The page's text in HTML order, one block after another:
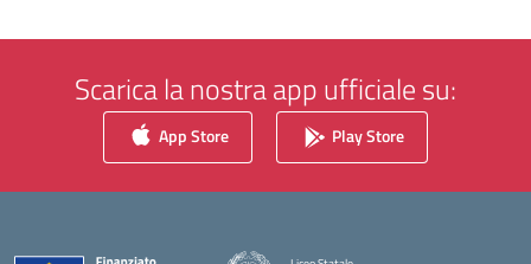
Scarica la nostra app ufficiale su:
App Store Play Store